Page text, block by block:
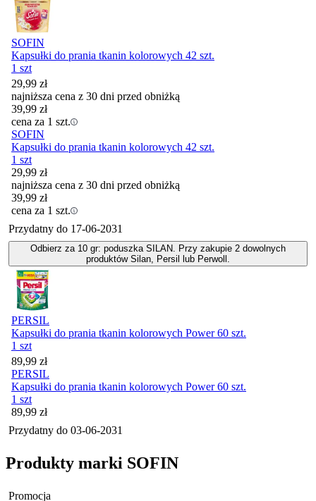
SOFIN
Kapsułki do prania tkanin kolorowych 42 szt.
1 szt
29,99 zł
najniższa cena z 30 dni przed obniżką
39,99 zł
cena za 1 szt.
SOFIN
Kapsułki do prania tkanin kolorowych 42 szt.
1 szt
29,99 zł
najniższa cena z 30 dni przed obniżką
39,99 zł
cena za 1 szt.
Przydatny do 17-06-2031
Odbierz za 10 gr: poduszka SILAN. Przy zakupie 2 dowolnych
produktów Silan, Persil lub Perwoll.
PERSIL
Kapsułki do prania tkanin kolorowych Power 60 szt.
1 szt
Cena
89,99 zł
PERSIL
Kapsułki do prania tkanin kolorowych Power 60 szt.
1 szt
Cena
89,99 zł
Przydatny do 03-06-2031
Produkty marki SOFIN
Promocja